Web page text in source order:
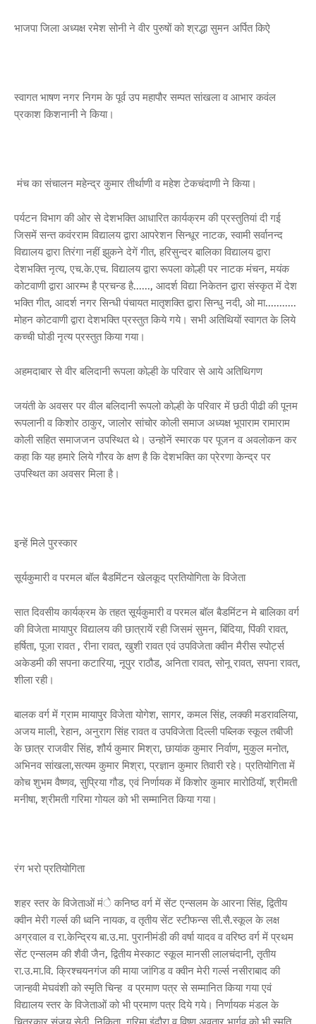
भाजपा जिला अध्यक्ष रमेश सोनी ने वीर पुरुषों को श्रद्धा सुमन अर्पित किऐ
स्वागत भाषण नगर निगम के पूर्व उप महापौर सम्पत सांखला व आभार कवंल
प्रकाश किशनानी ने किया।
मंच का संचालन महेन्द्र कुमार तीर्थाणी व महेश टेकचंदाणी ने किया।
पर्यटन विभाग की ओर से देशभक्ति आधारित कार्यक्रम की प्रस्तुतियां दी गई
जिसमें सन्त कवंरराम विद्यालय द्वारा आपरेशन सिन्धूर नाटक, स्वामी सर्वानन्द
विद्यालय द्वारा तिरंगा नहीं झुकने देगें गीत, हरिसुन्दर बालिका विद्यालय द्वारा
देशभक्ति नृत्य, एच.के.एच. विद्यालय द्वारा रूपला कोल्ही पर नाटक मंचन, मयंक
कोटवाणी द्वारा आरम्भ है प्रचन्ड है......, आदर्श विद्या निकेतन द्वारा संस्कृत में देश
भक्ति गीत, आदर्श नगर सिन्धी पंचायत मातृशक्ति द्वारा सिन्धु नदी, ओ मा...........
मोहन कोटवाणी द्वारा देशभक्ति प्रस्तुत किये गये। सभी अतिथियों स्वागत के लिये
कच्ची घोडी नृत्य प्रस्तुत किया गया।
अहमदाबार से वीर बलिदानी रूपला कोल्ही के परिवार से आये अतिथिगण
जयंती के अवसर पर वील बलिदानी रूपलो कोल्ही के परिवार में छठी पीढी की पूनम
रूपलानी व किशोर ठाकुर, जालोर सांचोर कोली समाज अध्यक्ष भूपाराम रामाराम
कोली सहित समाजजन उपस्थित थे। उन्होनें स्मारक पर पूजन व अवलोकन कर
कहा कि यह हमारे लिये गौरव के क्षण है कि देशभक्ति का प्रेरणा केन्द्र पर
उपस्थित का अवसर मिला है।
इन्हें मिले पुरस्कार
सूर्यकुमारी व परमल बॉल बैडमिंटन खेलकूद प्रतियोगिता के विजेता
सात दिवसीय कार्यक्रम के तहत सूर्यकुमारी व परमल बॉल बैडमिंटन मे बालिका वर्ग
की विजेता मायापुर विद्यालय की छात्रायें रही जिसमं सुमन, बिंदिया, पिंकी रावत,
हर्षिता, पूजा रावत , रीना रावत, खुशी रावत एवं उपविजेता क्वीन मैरीस स्पोर्ट्स
अकेडमी की सपना कटारिया, नूपुर राठौड, अनिता रावत, सोनू रावत, सपना रावत,
शीला रही।
बालक वर्ग में ग्राम मायापुर विजेता योगेश, सागर, कमल सिंह, लक्की मडरावलिया,
अजय माली, रेहान, अनुराग सिंह रावत व उपविजेता दिल्ली पब्लिक स्कूल तबीजी
के छात्र राजवीर सिंह, शौर्य कुमार मिश्रा, छायांक कुमार निर्वाण, मुकुल मनोत,
अभिनव सांखला,सत्यम कुमार मिश्रा, प्रज्ञान कुमार तिवारी रहे। प्रतियोगिता में
कोच शुभम वैष्णव, सुप्रिया गौड, एवं निर्णायक में किशोर कुमार मारोठियॉ, श्रीमती
मनीषा, श्रीमती गरिमा गोयल को भी सम्मानित किया गया।
रंग भरो प्रतियोगिता
शहर स्तर के विजेताओं मंे कनिष्ठ वर्ग में सेंट एन्सलम के आरना सिंह, द्वितीय
क्वीन मेरी गर्ल्स की ध्वनि नायक, व तृतीय सेंट स्टीफन्स सी.सै.स्कूल के लक्ष
अग्रवाल व रा.केन्द्रिय बा.उ.मा. पुरानीमंडी की वर्षा यादव व वरिष्ठ वर्ग में प्रथम
सेंट एन्सलम की शैवी जैन, द्वितीय मेस्काट स्कूल मानसी लालचंदानी, तृतीय
रा.उ.मा.वि. क्रिश्चयनगंज की माया जांगिड व क्वीन मेरी गर्ल्स नसीराबाद की
जान्हवी मेघवंशी को स्मृति चिन्ह व प्रमाण पत्र से सम्मानित किया गया एवं
विद्यालय स्तर के विजेताओं को भी प्रमाण पत्र दिये गये। निर्णायक मंडल के